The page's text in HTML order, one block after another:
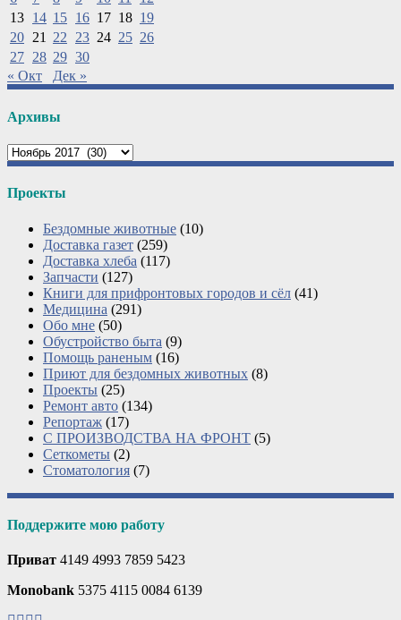
13 14 15 16 17 18 19
20 21 22 23 24 25 26
27 28 29 30
« Окт
Дек »
Архивы
Архивы
Проекты
Бездомные животные (10)
Доставка газет (259)
Доставка хлеба (117)
Запчасти (127)
Книги для прифронтовых городов и сёл (41)
Медицина (291)
Обо мне (50)
Обустройство быта (9)
Помощь раненым (16)
Приют для бездомных животных (8)
Проекты (25)
Ремонт авто (134)
Репортаж (17)
С ПРОИЗВОДСТВА НА ФРОНТ (5)
Сеткометы (2)
Стоматология (7)
Поддержите мою работу
Приват 4149 4993 7859 5423
Monobank 5375 4115 0084 6139